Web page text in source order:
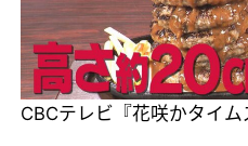
CBCテレビ『花咲かタイム